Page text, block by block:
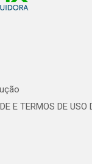
E TERMOS DE USO